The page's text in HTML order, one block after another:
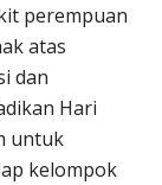
perempuan
atas
dan
Hari
untuk
kelompok